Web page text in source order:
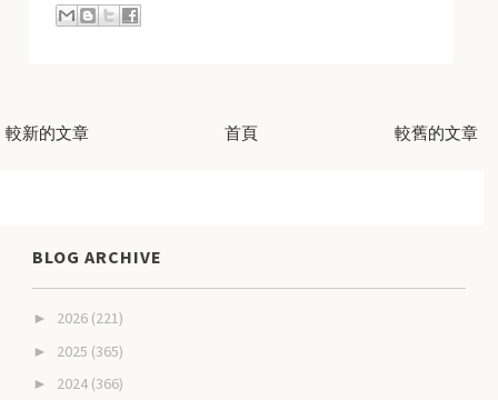
較新的文章 較舊的文章
首頁
BLOG ARCHIVE
► 2026 (221)
► 2025 (365)
► 2024 (366)